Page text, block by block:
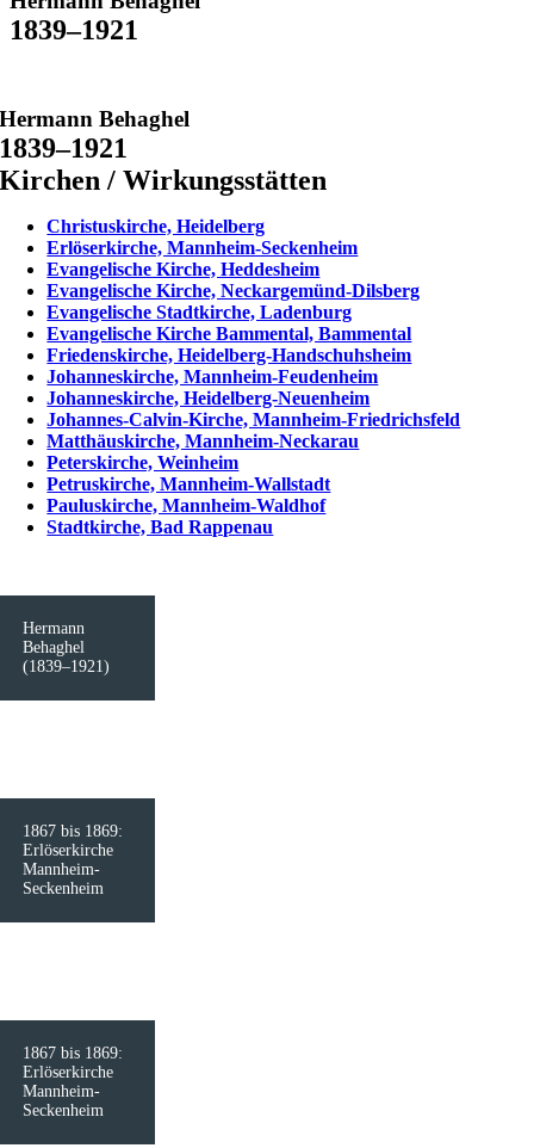
1839–1921
Hermann Behaghel
1839–1921
Kirchen / Wirkungsstätten
Christuskirche, Heidelberg
Erlöserkirche, Mannheim-Seckenheim
Evangelische Kirche, Heddesheim
Evangelische Kirche, Neckargemünd-Dilsberg
Evangelische Stadtkirche, Ladenburg
Evangelische Kirche Bammental, Bammental
Friedenskirche, Heidelberg-Handschuhsheim
Johanneskirche, Mannheim-Feudenheim
Johanneskirche, Heidelberg-Neuenheim
Johannes-Calvin-Kirche, Mannheim-Friedrichsfeld
Matthäuskirche, Mannheim-Neckarau
Peterskirche, Weinheim
Petruskirche, Mannheim-Wallstadt
Pauluskirche, Mannheim-Waldhof
Stadtkirche, Bad Rappenau
Hermann
Behaghel
(1839–1921)
1867 bis 1869:
Erlöserkirche
Mannheim-
Seckenheim
1867 bis 1869:
Erlöserkirche
Mannheim-
Seckenheim